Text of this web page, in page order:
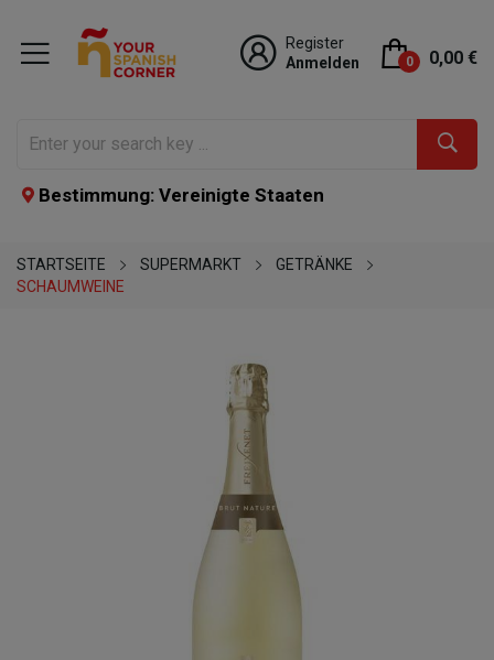
Register
Anmelden
0 0,00 €
Bestimmung: Vereinigte Staaten
STARTSEITE SUPERMARKT
GETRÄNKE
SCHAUMWEINE